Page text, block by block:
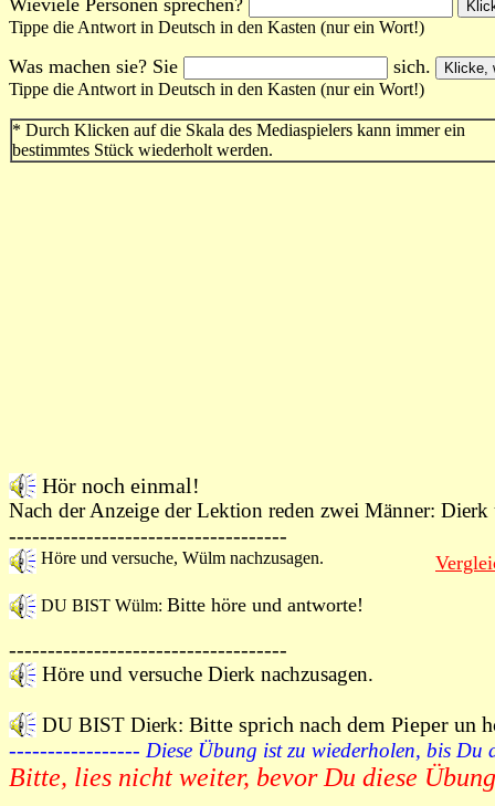
Wieviele Personen sprechen?
Tippe die Antwort in Deutsch in den Kasten (nur ein Wort!)
Was machen sie? Sie sich.
Tippe die Antwort in Deutsch in den Kasten (nur ein Wort!)
* Durch Klicken auf die Skala des Mediaspielers kann immer ein
bestimmtes Stück wiederholt werden.
Hör noch einmal!
Nach der Anzeige der Lektion reden zwei Männer:
------------------------------------
Höre und versuche, Wülm nachzusagen.
DU BIST Wülm: Bitte höre und antworte!
------------------------------------
Höre und versuche Dierk nachzusagen.
DU BIST Dierk: Bitte sprich nach dem Pieper un
----------------- Diese Übung ist zu wiederholen, bis
Bitte, lies nicht weiter, bevor Du diese